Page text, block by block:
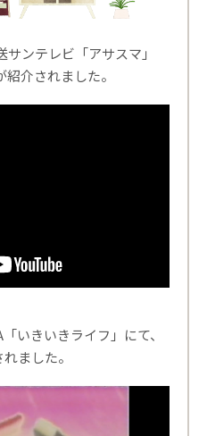
ンテレビ「アサスマ」
介されました。
いきいきライフ」にて、
ました。